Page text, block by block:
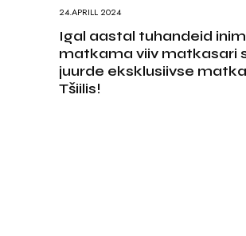
24.APRILL 2024
Igal aastal tuhandeid
matkama viiv matkasari
juurde eksklusiivse
Tšiilis!